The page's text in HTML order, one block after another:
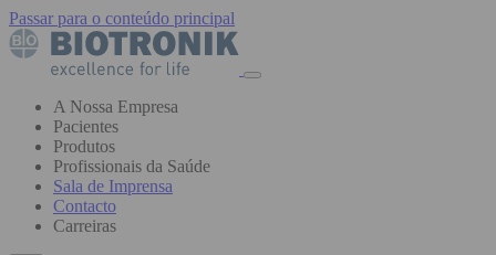
Passar para o conteúdo principal
A Nossa Empresa
Pacientes
Produtos
Profissionais da Saúde
Sala de Imprensa
Contacto
Carreiras